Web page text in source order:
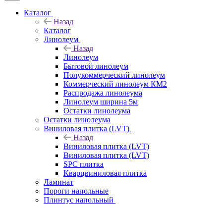
Каталог
Назад
Каталог
Линолеум
Назад
Линолеум
Бытовой линолеум
Полукоммерческий линолеум
Коммерческий линолеум КМ2
Распродажа линолеума
Линолеум ширина 5м
Остатки линолеума
Остатки линолеума
Виниловая плитка (LVT)
Назад
Виниловая плитка (LVT)
Виниловая плитка (LVT)
SPC плитка
Кварцвиниловая плитка
Ламинат
Пороги напольные
Плинтус напольный